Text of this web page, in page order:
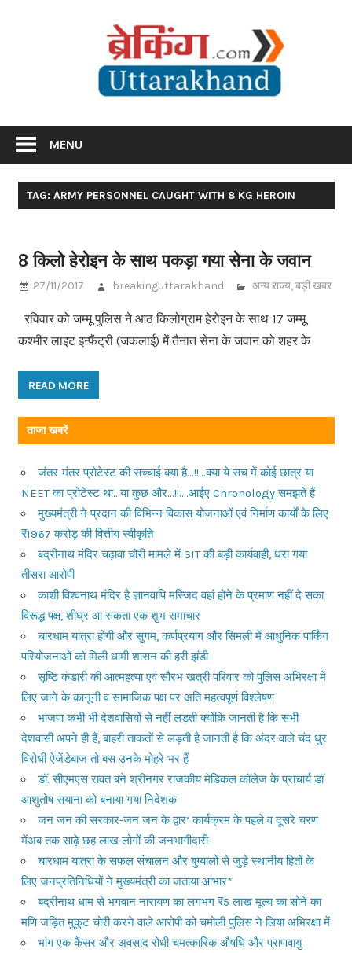
MENU
TAG: ARMY PERSONNEL CAUGHT WITH 8 KG HEROIN
8 किलो हेरोइन के साथ पकड़ा गया सेना के जवान
27/11/2017 breakinguttarakhand अन्य राज्य,बड़ी खबर
रविवार को जम्मू पुलिस ने आठ किलोग्राम हेरोइन के साथ 17 जम्मू
कश्मीर लाइट इन्फैंट्री (जकलाई) में तैनात सेना के जवान को शहर के
READ MORE
ताजा खबरें
जंतर-मंतर प्रोटेस्ट की सच्चाई क्या है…!!…क्या ये सच में कोई छात्र या
NEET का प्रोटेस्ट था…या कुछ और…!!….आईए Chronology समझते हैं
मुख्यमंत्री ने प्रदान की विभिन्न विकास योजनाओं एवं निर्माण कार्यों के लिए
₹1967 करोड़ की वित्तीय स्वीकृति
बद्रीनाथ मंदिर चढ़ावा चोरी मामले में SIT की बड़ी कार्यवाही, धरा गया
तीसरा आरोपी
काशी विश्वनाथ मंदिर है ज्ञानवापि मस्जिद वहां होने के प्रमाण नहीं दे सका
विरूद्ध पक्ष, शीघ्र आ सकता एक शुभ समाचार
चारधाम यात्रा होगी और सुगम, कर्णप्रयाग और सिमली में आधुनिक पार्किंग
परियोजनाओं को मिली धामी शासन की हरी झंडी
सृष्टि कंडारी की आत्महत्या एवं सौरभ खत्री परिवार को पुलिस अभिरक्षा में
लिए जाने के कानूनी व सामाजिक पक्ष पर अति महत्वपूर्ण विश्लेषण
भाजपा कभी भी देशवासियों से नहीं लड़ती क्योंकि जानती है कि सभी
देशवासी अपने ही हैं, बाहरी ताकतों से लड़ती है जानती है कि अंदर वाले चंद धुर
विरोधी ऐजेंडेबाज तो बस उनके मोहरे भर हैं
डॉ. सीएमएस रावत बने श्रीनगर राजकीय मेडिकल कॉलेज के प्राचार्य डॉ
आशुतोष सयाना को बनाया गया निदेशक
जन जन की सरकार-जन जन के द्वार’ कार्यक्रम के पहले व दूसरे चरण
मेंअब तक साढ़े छह लाख लोगों की जनभागीदारी
चारधाम यात्रा के सफल संचालन और बुग्यालों से जुड़े स्थानीय हितों के
लिए जनप्रतिनिधियों ने मुख्यमंत्री का जताया आभार*
बद्रीनाथ धाम से भगवान नारायण का लगभग ₹5 लाख मूल्य का सोने का
मणि जड़ित मुकुट चोरी करने वाले आरोपी को चमोली पुलिस ने लिया अभिरक्षा में
भांग एक कैंसर और अवसाद रोधी चमत्कारिक औषधि और प्राणवायु